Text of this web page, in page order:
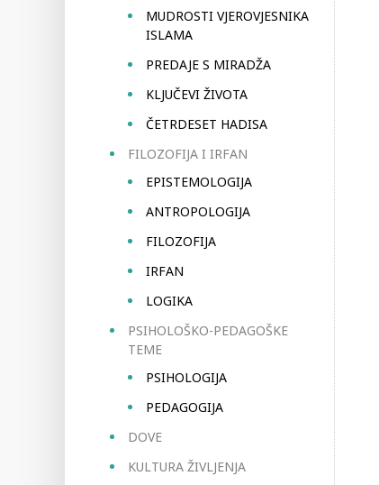
MUDROSTI VJEROVJESNIKA
ISLAMA
PREDAJE S MIRADŽA
KLJUČEVI ŽIVOTA
ČETRDESET HADISA
FILOZOFIJA I IRFAN
EPISTEMOLOGIJA
ANTROPOLOGIJA
FILOZOFIJA
IRFAN
LOGIKA
PSIHOLOŠKO-PEDAGOŠKE
TEME
PSIHOLOGIJA
PEDAGOGIJA
DOVE
KULTURA ŽIVLJENJA